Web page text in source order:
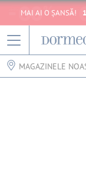
MAI AI O ȘANSĂ!
MAGAZINELE